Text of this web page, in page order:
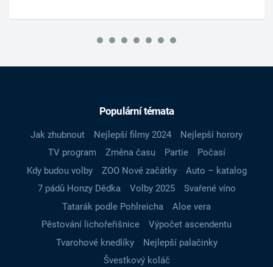
Populární témata
Jak zhubnout Nejlepší filmy 2024
Nejlepší horory
TV program
Změna času Partie
Počasí
Kdy budou volby
ZOO Nové začátky
Auto – katalog
7 pádů Honzy Dědka
Volby 2025
Svařené víno
Tatarák podle Pohlreicha
Aloe vera
Pěstování lichořeřišnice
Výpočet ascendentu
Tvarohové knedlíky
Nejlepší palačinky
Švestkový koláč